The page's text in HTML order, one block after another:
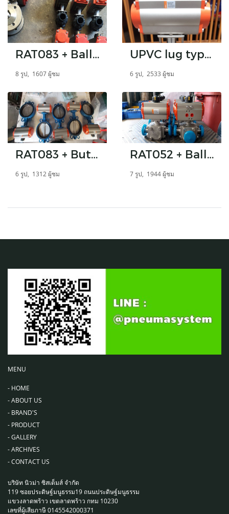
RAT083 + Ball Valve Thin type
8 รูป, 1607 ผู้ชม
UPVC lug type butterfly valves + pneumatic actuator
6 รูป, 2533 ผู้ชม
RAT083 + Buterfly Valve DN0150
6 รูป, 1312 ผู้ชม
RAT052 + Ball Valve 316L งานอาหาร FERRULE SIZE 1"
7 รูป, 1944 ผู้ชม
MENU
- HOME
-ABOUT US
- BRAND'S
- PRODUCT
-GALLERY
-ARCHIVES
-CONTACT US
บริษัท นิวม่า ซิสเต็มส์ จำกัด
119 ซอยประดิษฐ์มนูธรรม19 ถนนประดิษฐ์มนูธรรม
แขวงลาดพร้าว เขตลาดพร้าว กทม 10230
เลขที่ผู้เสียภาษี 0145542000371